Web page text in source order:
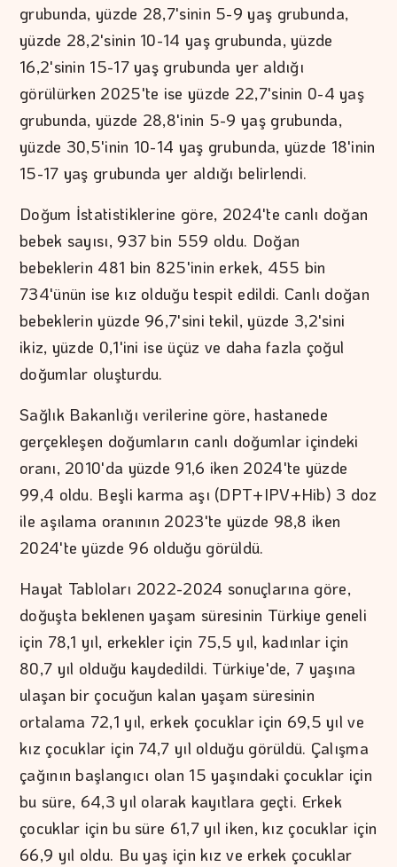
grubunda, yüzde 28,7'sinin 5-9 yaş grubunda,
yüzde 28,2'sinin 10-14 yaş grubunda, yüzde
16,2'sinin 15-17 yaş grubunda yer aldığı
görülürken 2025'te ise yüzde 22,7'sinin 0-4 yaş
grubunda, yüzde 28,8'inin 5-9 yaş grubunda,
yüzde 30,5'inin 10-14 yaş grubunda, yüzde 18'inin
15-17 yaş grubunda yer aldığı belirlendi.
Doğum İstatistiklerine göre, 2024'te canlı doğan
bebek sayısı, 937 bin 559 oldu. Doğan
bebeklerin 481 bin 825'inin erkek, 455 bin
734'ünün ise kız olduğu tespit edildi. Canlı doğan
bebeklerin yüzde 96,7'sini tekil, yüzde 3,2'sini
ikiz, yüzde 0,1'ini ise üçüz ve daha fazla çoğul
doğumlar oluşturdu.
Sağlık Bakanlığı verilerine göre, hastanede
gerçekleşen doğumların canlı doğumlar içindeki
oranı, 2010'da yüzde 91,6 iken 2024'te yüzde
99,4 oldu. Beşli karma aşı (DPT+IPV+Hib) 3 doz
ile aşılama oranının 2023'te yüzde 98,8 iken
2024'te yüzde 96 olduğu görüldü.
Hayat Tabloları 2022-2024 sonuçlarına göre,
doğuşta beklenen yaşam süresinin Türkiye geneli
için 78,1 yıl, erkekler için 75,5 yıl, kadınlar için
80,7 yıl olduğu kaydedildi. Türkiye'de, 7 yaşına
ulaşan bir çocuğun kalan yaşam süresinin
ortalama 72,1 yıl, erkek çocuklar için 69,5 yıl ve
kız çocuklar için 74,7 yıl olduğu görüldü. Çalışma
çağının başlangıcı olan 15 yaşındaki çocuklar için
bu süre, 64,3 yıl olarak kayıtlara geçti. Erkek
çocuklar için bu süre 61,7 yıl iken, kız çocuklar için
66,9 yıl oldu. Bu yaş için kız ve erkek çocuklar